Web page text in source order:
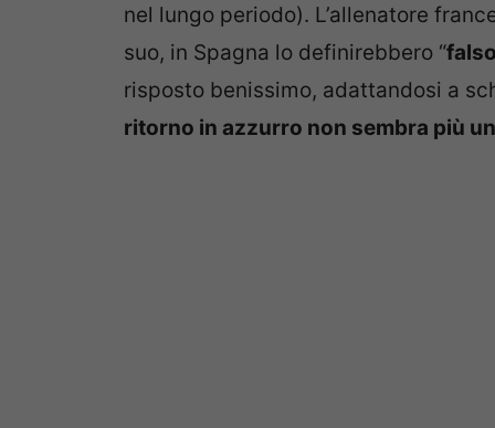
nel lungo periodo). L’allenatore
suo, in Spagna lo definirebbero “
risposto benissimo, adattandosi a
ritorno in azzurro non sembra più